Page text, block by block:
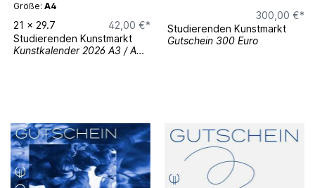
Größe: A4
21 x 29.7
42,00 €*
Studierenden Kunstmarkt
Kunstkalender 2026 A3 / A4 Querformat
300,00 €*
Studierenden Kunstmarkt
Gutschein 300 Euro